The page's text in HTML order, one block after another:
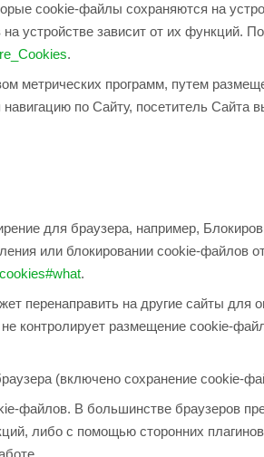
cookie-файлы сохраняются на
устройстве зависит от их функций.
.
метрических программ, путем
по Сайту, посетитель Сайта
для браузера, например,
или блокировании cookie-файлов
.
перенаправить на другие сайты для
контролирует размещение cookie-
(включено сохранение cookie-
файлов. В большинстве браузеров
либо с помощью сторонних